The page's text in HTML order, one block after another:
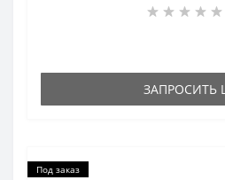
ЗАПРОСИТЬ
Под заказ